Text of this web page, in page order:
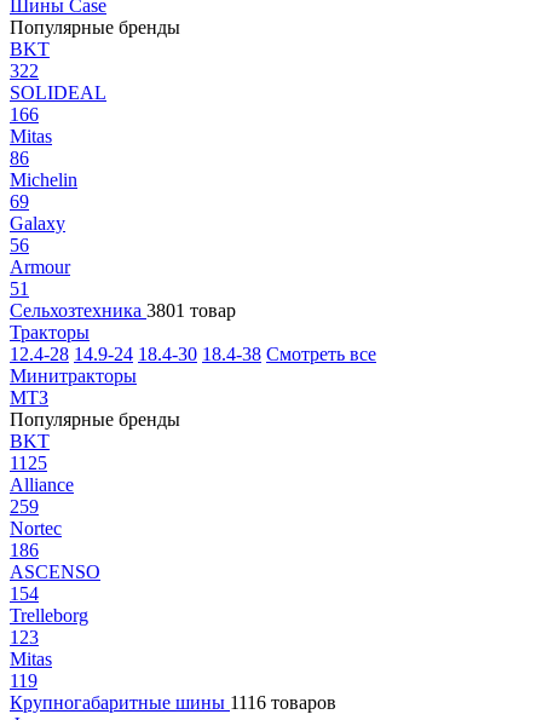
Шины Case
Популярные бренды
BKT
322
SOLIDEAL
166
Mitas
86
Michelin
69
Galaxy
56
Armour
51
Сельхозтехника 3801 товар
Тракторы
12.4-28 14.9-24 18.4-30 18.4-38 Смотреть все
Минитракторы
МТЗ
Популярные бренды
BKT
1125
Alliance
259
Nortec
186
ASCENSO
154
Trelleborg
123
Mitas
119
Крупногабаритные шины 1116 товаров